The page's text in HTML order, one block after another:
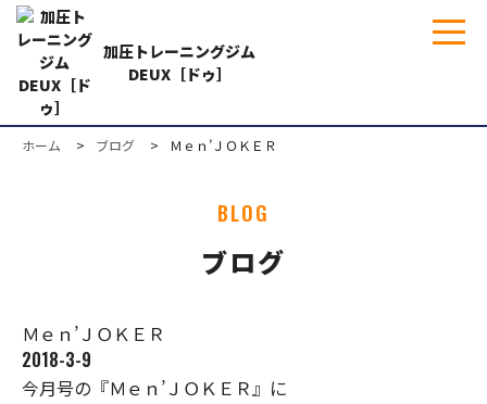
加圧トレーニングジム
DEUX［ドゥ］
ホーム ブログ Ｍｅｎ’ＪＯＫＥＲ
BLOG
ブログ
Ｍｅｎ’ＪＯＫＥＲ
2018-3-9
今月号の『Ｍｅｎ’ＪＯＫＥＲ』に